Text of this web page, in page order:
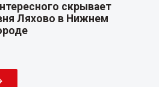
скрывает
Ляхово в Нижнем